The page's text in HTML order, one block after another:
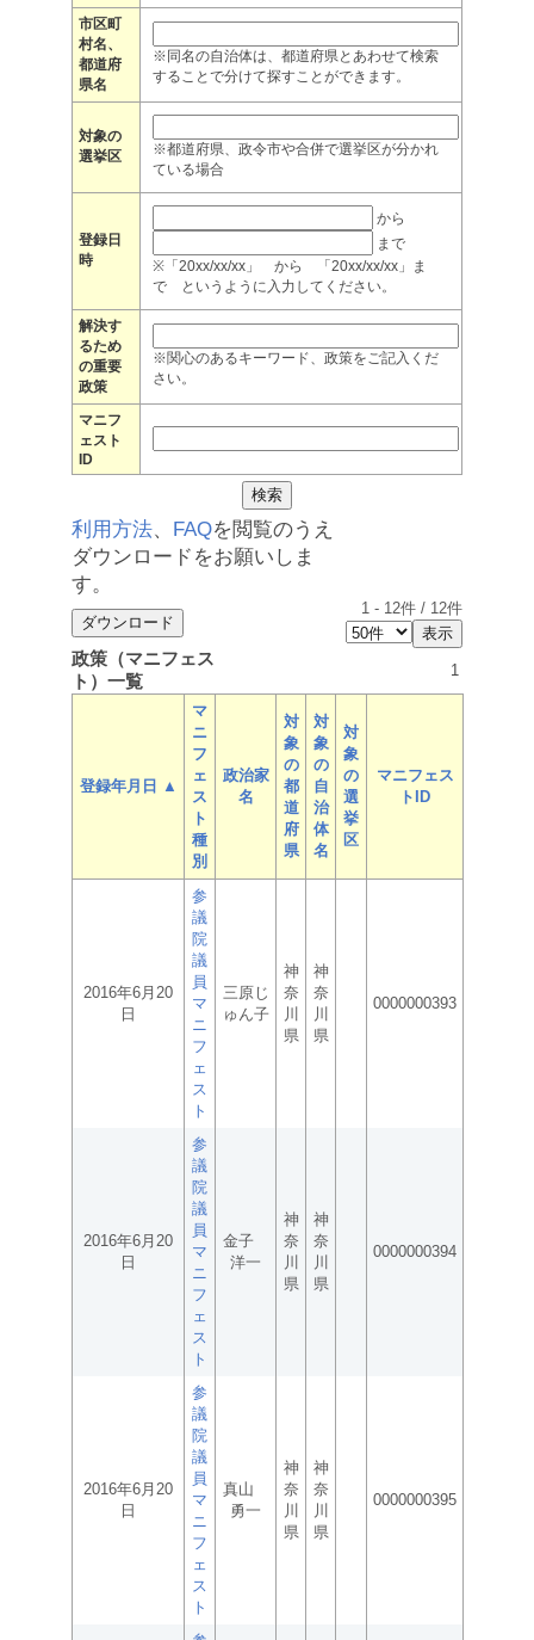
市区町
村名、
都道府
県名
※同名の自治体は、都道府県とあわせて検索
することで分けて探すことができます。
対象の
選挙区
※都道府県、政令市や合併で選挙区が分かれ
ている場合
登録日
時
から
まで
※「20xx/xx/xx」 から 「20xx/xx/xx」ま
で というように入力してください。
解決す
るため
の重要
政策
※関心のあるキーワード、政策をご記入くだ
さい。
マニフ
ェスト
ID
利用方法、 FAQを閲覧のうえ
ダウンロードをお願いしま
す。
1 - 12件 / 12件
政策（マニフェス
ト）一覧
1
登録年月日 ▲
マ
ニ
フ
ェ
ス
ト
種
別
政治家
名
対
象
の
都
道
府
県
対
象
の
自
治
体
名
対
象
の
選
挙
区
マニフェス
トID
2016年6月20
日
参
議
院
議
員
マ
ニ
フ
ェ
ス
ト
三原じ
ゅん子
神
奈
川
県
神
奈
川
県
0000000393
2016年6月20
日
参
議
院
議
員
マ
ニ
フ
ェ
ス
ト
金子
洋一
神
奈
川
県
神
奈
川
県
0000000394
2016年6月20
日
参
議
院
議
員
マ
ニ
フ
ェ
ス
ト
真山
勇一
神
奈
川
県
神
奈
川
県
0000000395